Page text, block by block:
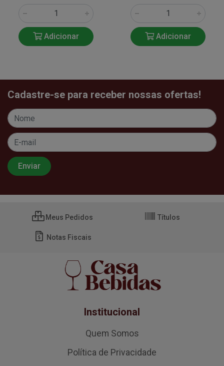
Adicionar Adicionar
Cadastre-se para receber nossas ofertas!
Meus Pedidos Títulos
Notas Fiscais
Institucional
Quem Somos
Política de Privacidade